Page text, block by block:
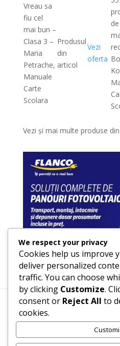
Vreau sa
fiu cel
mai bun –
Clasa 3 –
Maria
Petrache,
Manuale
Carte
Scolara
Produsul
din
articol
Vezi
oferta
de
Vezi și mai multe produse
Termeni, Condiții &
We respect your privacy
Cookies help us improve
deliver personalized
traffic. You can choose
by clicking Customize.
consent or Reject All to
cookies.